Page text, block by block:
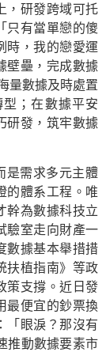
，研發跨域可托
只有當單戀的傻
時，我的戀愛運
壁壘，完成數據
量數據及時處置
；在數據平安
研發，筑牢數據
是需求多元主體
的體系工程。唯
幹為數據科技立
驗室走向財產一
數據基本舉措措
扶植指南》等政
策支撐。近日發
最便宜的鈔票換
「眼淚？那沒有
推動數據要素市